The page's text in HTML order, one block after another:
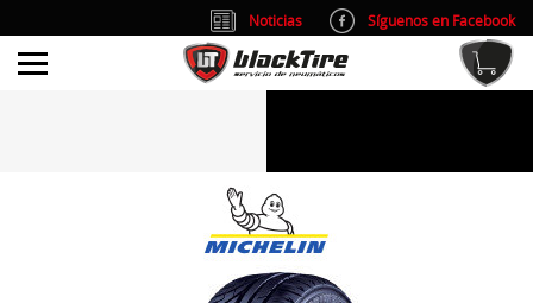
Noticias
Síguenos en Facebook
info@blacktire.es
Atención al cliente: L/V 9:00-14:00 y 15:00-19:00